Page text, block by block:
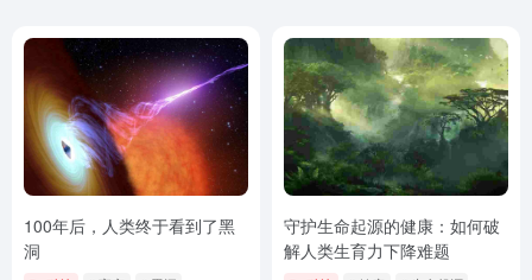
100年后，人类终于看到了黑
洞
守护生命起源的健康：如何破
解人类生育力下降难题